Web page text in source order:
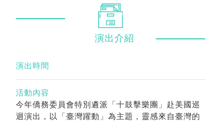
演出介紹
演出時間
活動內容
今年僑務委員會特別遴派「十鼓擊樂團」赴美國巡
迴演出，以「臺灣躍動」為主題，靈感來自臺灣的